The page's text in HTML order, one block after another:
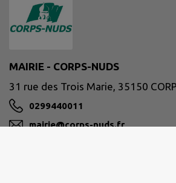
MAIRIE - CORPS-NUDS
31 rue des Trois Marie, 35150
0299440011
mairie@corps-nuds.fr